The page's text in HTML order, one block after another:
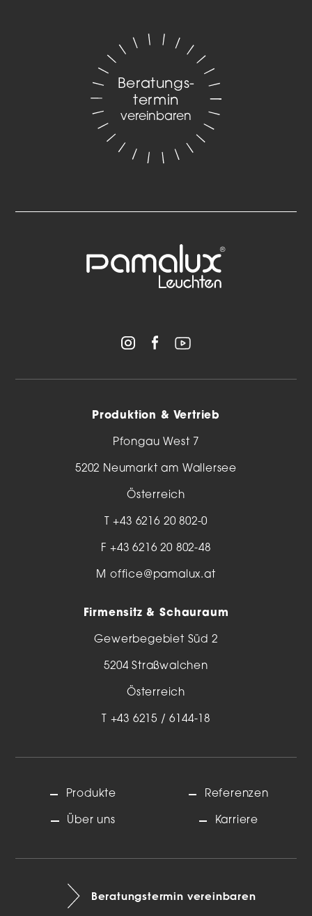
Beratungs­
termin
vereinbaren
Produktion & Vertrieb
Pfongau West 7
5202 Neumarkt am Wallersee
Österreich
T+43 6216 20 802-0
F +43 6216 20 802-48
M office@pamalux.at
Firmensitz & Schauraum
Gewerbegebiet Süd 2
5204 Straßwalchen
Österreich
T +43 6215 / 6144-18
Produkte
Über uns
Referenzen
Karriere
Beratungstermin vereinbaren